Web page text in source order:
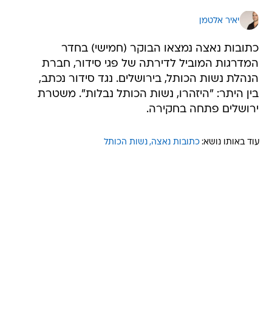
יאיר אלטמן
כתובות נאצה נמצאו הבוקר (חמישי) בחדר
המדרגות המוביל לדירתה של פגי סידור, חברת
הנהלת נשות הכותל, בירושלים. נגד סידור נכתב,
בין היתר: "היזהרו, נשות הכותל נבלות". משטרת
ירושלים פתחה בחקירה.
עוד באותו נושא: כתובות נאצה נשות הכותל